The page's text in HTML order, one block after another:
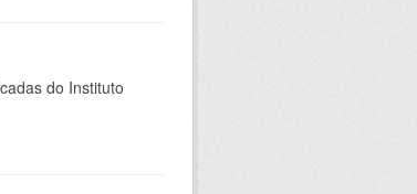
do Instituto